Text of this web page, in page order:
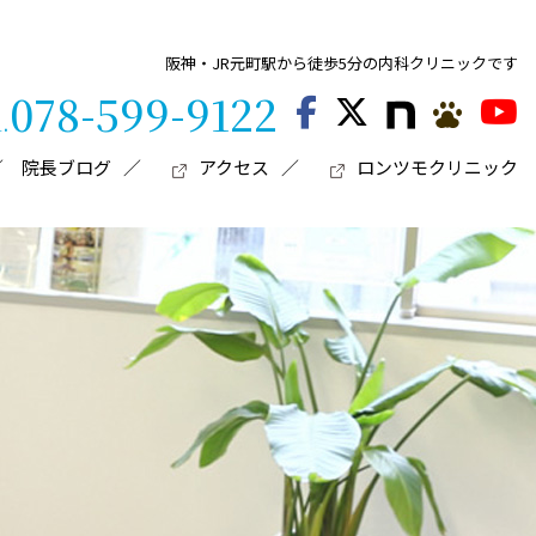
阪神・JR元町駅から徒歩5分の内科クリニックです
078-599-9122
院長ブログ アクセス ロンツモクリニック